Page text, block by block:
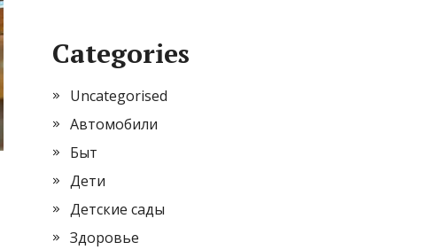
Categories
Uncategorised
Автомобили
Быт
Дети
Детские сады
Здоровье